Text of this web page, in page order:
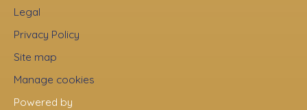
Legal
Privacy Policy
Site map
Manage cookies
Powered by